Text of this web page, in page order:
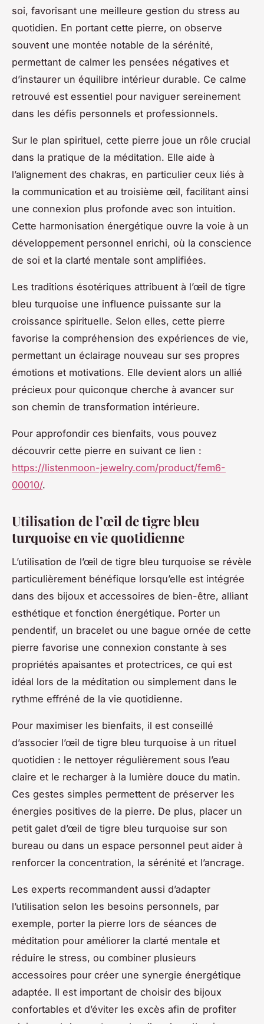
soi, favorisant une meilleure gestion du stress au
quotidien. En portant cette pierre, on observe
souvent une montée notable de la sérénité,
permettant de calmer les pensées négatives et
d’instaurer un équilibre intérieur durable. Ce calme
retrouvé est essentiel pour naviguer sereinement
dans les défis personnels et professionnels.
Sur le plan spirituel, cette pierre joue un rôle crucial
dans la pratique de la méditation. Elle aide à
l’alignement des chakras, en particulier ceux liés à
la communication et au troisième œil, facilitant ainsi
une connexion plus profonde avec son intuition.
Cette harmonisation énergétique ouvre la voie à un
développement personnel enrichi, où la conscience
de soi et la clarté mentale sont amplifiées.
Les traditions ésotériques attribuent à l’œil de tigre
bleu turquoise une influence puissante sur la
croissance spirituelle. Selon elles, cette pierre
favorise la compréhension des expériences de vie,
permettant un éclairage nouveau sur ses propres
émotions et motivations. Elle devient alors un allié
précieux pour quiconque cherche à avancer sur
son chemin de transformation intérieure.
Pour approfondir ces bienfaits, vous pouvez
découvrir cette pierre en suivant ce lien :
https://listenmoon-jewelry.com/product/fem6-
00010/.
Utilisation de l’œil de tigre bleu
turquoise en vie quotidienne
L’utilisation de l’œil de tigre bleu turquoise se révèle
particulièrement bénéfique lorsqu’elle est intégrée
dans des bijoux et accessoires de bien-être, alliant
esthétique et fonction énergétique. Porter un
pendentif, un bracelet ou une bague ornée de cette
pierre favorise une connexion constante à ses
propriétés apaisantes et protectrices, ce qui est
idéal lors de la méditation ou simplement dans le
rythme effréné de la vie quotidienne.
Pour maximiser les bienfaits, il est conseillé
d’associer l’œil de tigre bleu turquoise à un rituel
quotidien : le nettoyer régulièrement sous l’eau
claire et le recharger à la lumière douce du matin.
Ces gestes simples permettent de préserver les
énergies positives de la pierre. De plus, placer un
petit galet d’œil de tigre bleu turquoise sur son
bureau ou dans un espace personnel peut aider à
renforcer la concentration, la sérénité et l’ancrage.
Les experts recommandent aussi d’adapter
l’utilisation selon les besoins personnels, par
exemple, porter la pierre lors de séances de
méditation pour améliorer la clarté mentale et
réduire le stress, ou combiner plusieurs
accessoires pour créer une synergie énergétique
adaptée. Il est important de choisir des bijoux
confortables et d’éviter les excès afin de profiter